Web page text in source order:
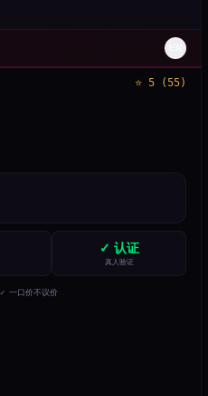
1 /3
⭐ 5 (55)
✓ 认证
真人验证
✓ 一口价不议价